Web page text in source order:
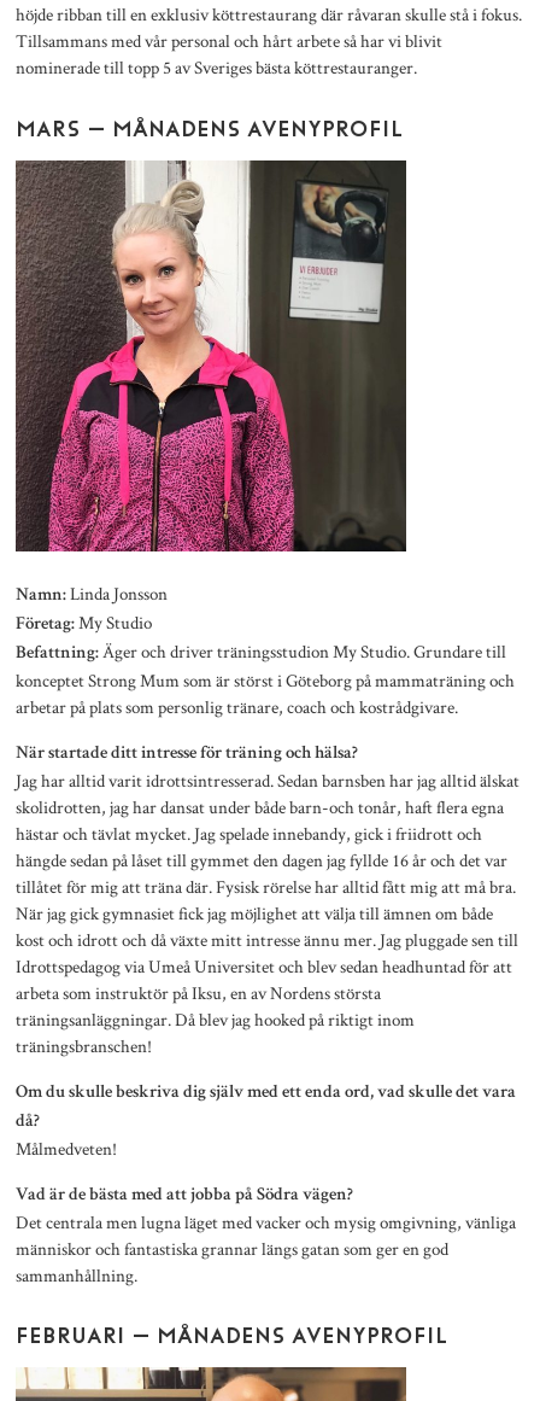
höjde ribban till en exklusiv köttrestaurang där råvaran skulle stå i fokus.
Tillsammans med vår personal och hårt arbete så har vi blivit
nominerade till topp 5 av Sveriges bästa köttrestauranger.
MARS – MÅNADENS AVENYPROFIL
Namn: Linda Jonsson
Företag: My Studio
Befattning: Äger och driver träningsstudion My Studio. Grundare till
konceptet Strong Mum som är störst i Göteborg på mammaträning och
arbetar på plats som personlig tränare, coach och kostrådgivare.
När startade ditt intresse för träning och hälsa?
Jag har alltid varit idrottsintresserad. Sedan barnsben har jag alltid älskat
skolidrotten, jag har dansat under både barn-och tonår, haft flera egna
hästar och tävlat mycket. Jag spelade innebandy, gick i friidrott och
hängde sedan på låset till gymmet den dagen jag fyllde 16 år och det var
tillåtet för mig att träna där. Fysisk rörelse har alltid fått mig att må bra.
När jag gick gymnasiet fick jag möjlighet att välja till ämnen om både
kost och idrott och då växte mitt intresse ännu mer. Jag pluggade sen till
Idrottspedagog via Umeå Universitet och blev sedan headhuntad för att
arbeta som instruktör på Iksu, en av Nordens största
träningsanläggningar. Då blev jag hooked på riktigt inom
träningsbranschen!
Om du skulle beskriva dig själv med ett enda ord, vad skulle det vara
då?
Målmedveten!
Vad är de bästa med att jobba på Södra vägen?
Det centrala men lugna läget med vacker och mysig omgivning, vänliga
människor och fantastiska grannar längs gatan som ger en god
sammanhållning.
FEBRUARI – MÅNADENS AVENYPROFIL